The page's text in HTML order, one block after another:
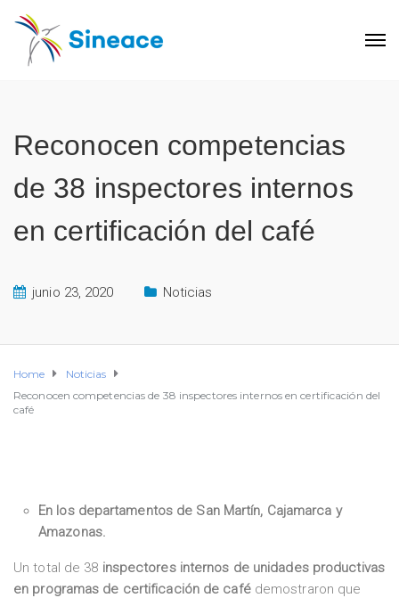
Reconocen competencias
de 38 inspectores internos
en certificación del café
junio 23, 2020 Noticias
Home
Noticias
Reconocen competencias de 38 inspectores internos en certificación del
café
En los departamentos de San Martín, Cajamarca y
Amazonas.
Un total de 38 inspectores internos de unidades productivas
en programas de certificación de cafédemostraron que